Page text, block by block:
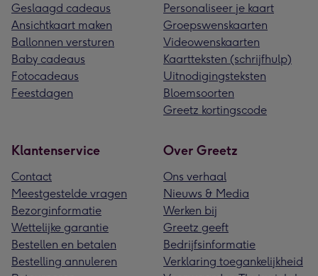
Geslaagd cadeaus
Ansichtkaart maken
Ballonnen versturen
Baby cadeaus
Fotocadeaus
Feestdagen
Personaliseer je kaart
Groepswenskaarten
Videowenskaarten
Kaartteksten (schrijfhulp)
Uitnodigingsteksten
Bloemsoorten
Greetz kortingscode
Klantenservice
Contact
Meestgestelde vragen
Bezorginformatie
Wettelijke garantie
Bestellen en betalen
Bestelling annuleren
Over Greetz
Ons verhaal
Nieuws & Media
Werken bij
Greetz geeft
Bedrijfsinformatie
Verklaring toegankelijkheid